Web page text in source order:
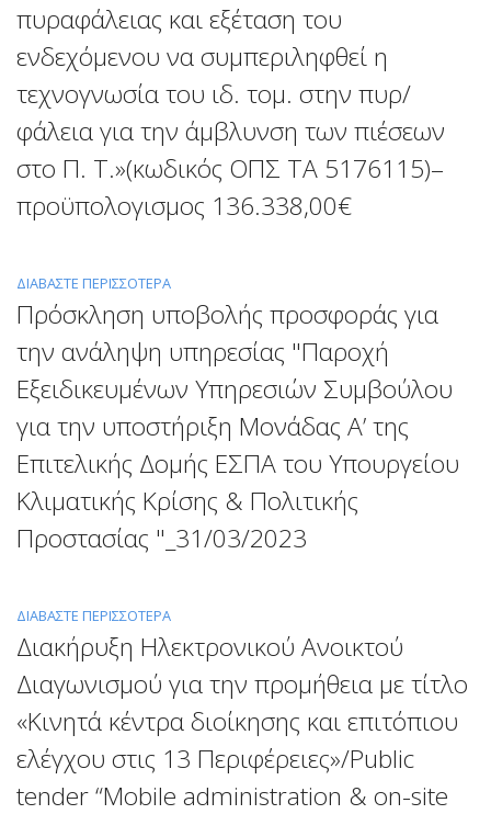
ΕΠΙΤΉΡΗΣΗΣ,
ΚΑΙ
ΔΙΑΧΕΊΡΙΣΗΣ
(ΚΩΔΙΚΌΣ
ΟΠΣ
5200243)
–
ΠΡΟΫΠΟΛΟΓΙΣΜΌΣ
7.000.000,00
€
πυραφάλειας και εξέταση του
ενδεχόμενου να συμπεριληφθεί η
τεχνογνωσία του ιδ. τομ. στην πυρ/
φάλεια για την άμβλυνση των πιέσεων
στο Π. Τ.»(κωδικός ΟΠΣ ΤΑ 5176115)–
προϋπολογισμος 136.338,00€
ΔΙΑΒΆΣΤΕ ΠΕΡΙΣΣΌΤΕΡΑ
ΤΟ
«ΕΦΑΡΜΟΓΉ
ΜΙΑΣ
ΠΡΟΣΈΓΓΙΣΗΣ
ΒΆΣΗ
ΤΟΝ
ΚΊΝΔΥΝΟ
ΣΤΙΣ
ΕΠΙΘΕΩΡΉΣΕΙΣ
ΕΝΔΕΧΌΜΕΝΟΥ
ΝΑ
ΣΥΜΠΕΡΙΛΗΦΘΕΊ
Η
ΤΕΧΝΟΓΝΩΣΊΑ
ΤΟΥ
Πρόσκληση υποβολής προσφοράς για
την ανάληψη υπηρεσίας "Παροχή
Εξειδικευμένων Υπηρεσιών Συμβούλου
για την υποστήριξη Μονάδας Α’ της
Επιτελικής Δομής ΕΣΠΑ του Υπουργείου
Κλιματικής Κρίσης & Πολιτικής
Προστασίας "_31/03/2023
ΔΙΑΒΆΣΤΕ ΠΕΡΙΣΣΌΤΕΡΑ
ΤΟ
ΠΡΌΣΚΛΗΣΗ
ΥΠΟΒΟΛΉΣ
ΠΡΟΣΦΟΡΆΣ
ΤΗΝ
ΑΝΆΛΗΨΗ
Διακήρυξη Ηλεκτρονικού Ανοικτού
Διαγωνισμού για την προμήθεια με τίτλο
«Κινητά κέντρα διοίκησης και επιτόπιου
ελέγχου στις 13 Περιφέρειες»/Public
tender “Mobile administration & on-site